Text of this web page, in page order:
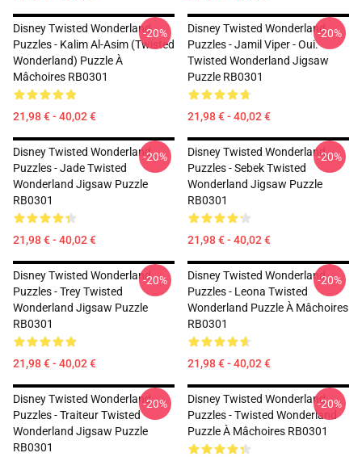
Disney Twisted Wonderland
Puzzles - Kalim Al-Asim (Twisted
Wonderland) Puzzle À
Mâchoires RB0301
21,98 € - 40,02 €
-20%
Disney Twisted Wonderland
Puzzles - Jamil Viper - Oui.
Twisted Wonderland Jigsaw
Puzzle RB0301
21,98 € - 40,02 €
-20%
Disney Twisted Wonderland
Puzzles - Jade Twisted
Wonderland Jigsaw Puzzle
RB0301
21,98 € - 40,02 €
-20%
Disney Twisted Wonderland
Puzzles - Sebek Twisted
Wonderland Jigsaw Puzzle
RB0301
21,98 € - 40,02 €
-20%
Disney Twisted Wonderland
Puzzles - Trey Twisted
Wonderland Jigsaw Puzzle
RB0301
21,98 € - 40,02 €
-20%
Disney Twisted Wonderland
Puzzles - Leona Twisted
Wonderland Puzzle À Mâchoires
RB0301
21,98 € - 40,02 €
-20%
Disney Twisted Wonderland
Puzzles - Traiteur Twisted
Wonderland Jigsaw Puzzle
RB0301
-20%
Disney Twisted Wonderland
Puzzles - Twisted Wonderland
Puzzle À Mâchoires RB0301
-20%